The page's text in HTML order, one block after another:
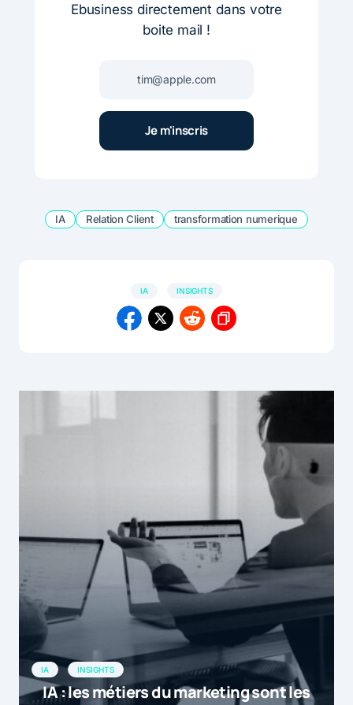
Ebusiness directement dans votre
boite mail !
IA Relation Client transformation numerique
IA INSIGHTS
IA INSIGHTS
IA : les métiers du marketing sont les